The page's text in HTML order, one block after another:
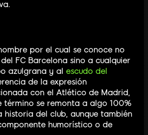
por el cual se conoce no
FC Barcelona sino a cualquier
azulgrana y al escudo del
de la expresión
con el Atlético de Madrid,
término se remonta a algo 100%
historia del club, aunque también
humorístico o de